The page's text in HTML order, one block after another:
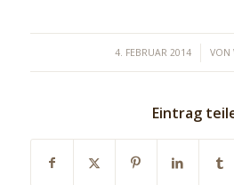
4. FEBRUAR 2014
/ VON
Eintrag